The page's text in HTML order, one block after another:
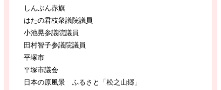
しんぶん赤旗
はたの君枝衆議院議員
小池晃参議院議員
田村智子参議院議員
平塚市
平塚市議会
日本の原風景 ふるさと「松之山郷」